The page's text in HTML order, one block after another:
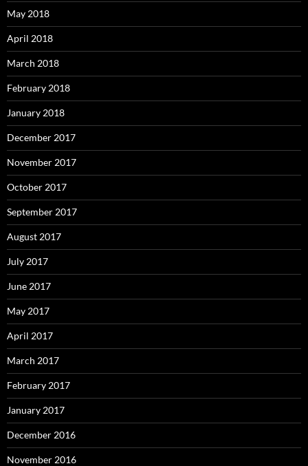
May 2018
April 2018
March 2018
February 2018
January 2018
December 2017
November 2017
October 2017
September 2017
August 2017
July 2017
June 2017
May 2017
April 2017
March 2017
February 2017
January 2017
December 2016
November 2016